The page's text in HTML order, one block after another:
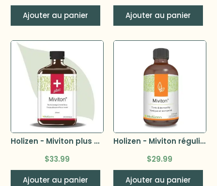
Ajouter au panier Ajouter au panier
Holizen - Miviton plus – énergie physique & focus mental 250ml
$33.99
Ajouter au panier
Holizen - Miviton régulier – tonique & immunité 250ml
$29.99
Ajouter au panier